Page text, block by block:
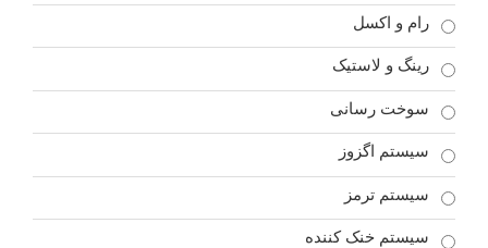
رام و اکسل
رینگ و لاستیک
سوخت رسانی
سیستم اگزوز
سیستم ترمز
سیستم خنک کننده